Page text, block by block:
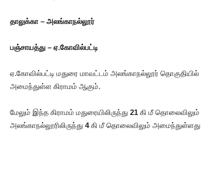
தாலுக்கா – அலங்காநல்லூர்
பஞ்சாயத்து – ஏ.கோவில்பட்டி
ஏ.கோவில்பட்டி மதுரை மாவட்டம் அலங்காநல்லூர் தொகுதியில்
அமைந்துள்ள கிராமம் ஆகும்.
மேலும் இந்த கிராமம் மதுரையிலிருந்து 21 கி மீ தொலைவிலும்
அலங்காநல்லூரிலிருந்து 4கி மீ தொலைவிலும் அமைந்துள்ளது